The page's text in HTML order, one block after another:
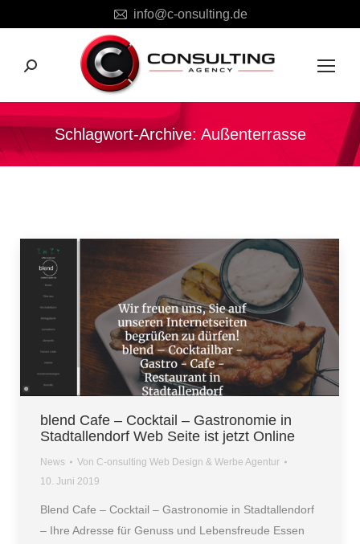
info@c-onsulting.de
Search:
Schlagwort-Archive: Außenterrasse
blend Cafe – Cocktail – Gastronomie in
Stadtallendorf Web Seite ist jetzt Online
News Von C-onsulting Web Design & Werbe Agentur
10. Juni 2019
Blend Cafe – Cocktail – Gastronomie in Stadtallendorf
– Ihre Adresse für Genuss und Lebensfreude Essen